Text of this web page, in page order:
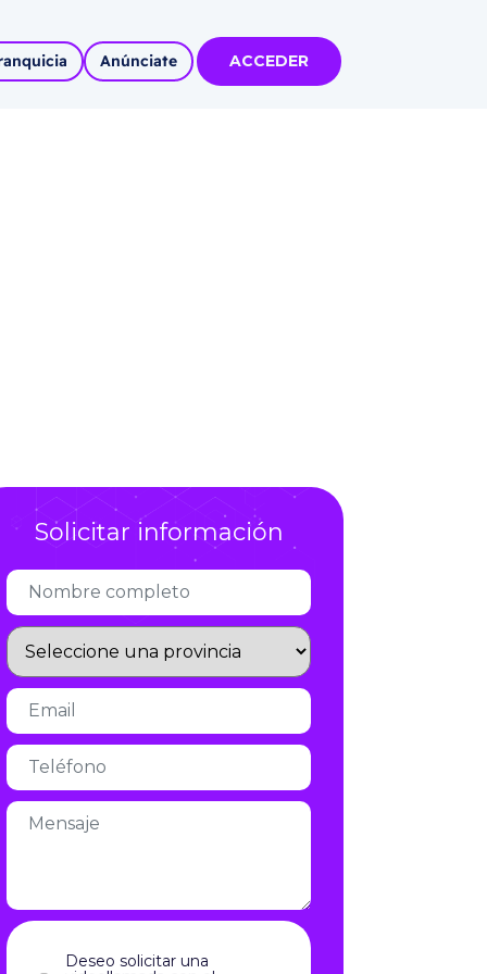
Infórmate
Anúnciate ACCEDER
Solicitar información
Deseo solicitar una